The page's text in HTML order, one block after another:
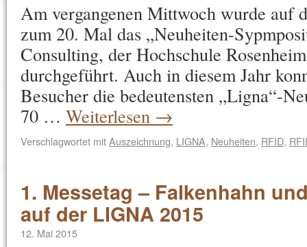
Am vergangenen Mittwoch wurde auf
zum 20. Mal das „Neuheiten-
Consulting, der Hochschule
durchgeführt. Auch in diesem Jahr
Besucher die bedeutensten „Ligna“-
70 … Weiterlesen →
Verschlagwortet mitAuszeichnung, LIGNA, Neuheiten, RFID,
1. Messetag – Falkenhahn
auf der LIGNA 2015
12. Mai 2015